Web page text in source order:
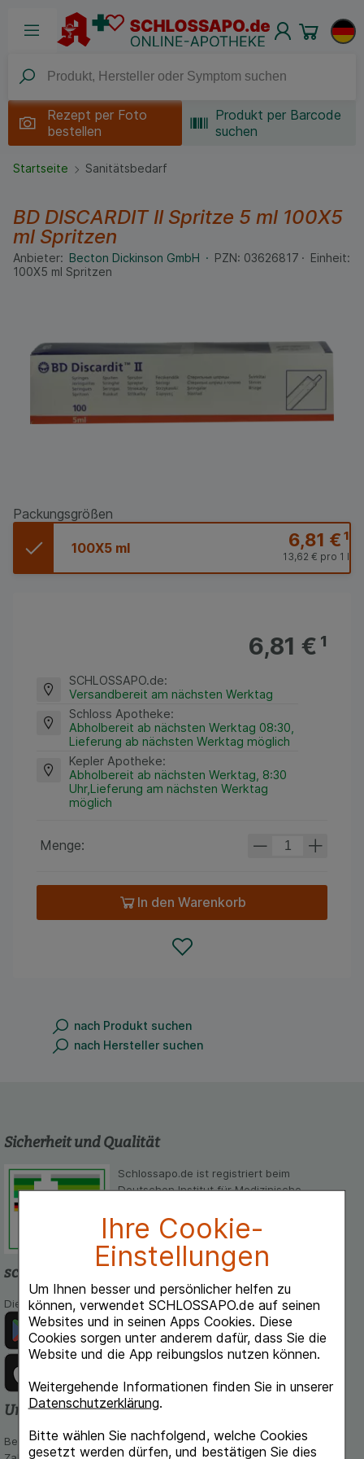
Ihre Cookie-
Einstellungen
Um Ihnen besser und persönlicher helfen zu
können, verwendet SCHLOSSAPO.de auf seinen
Websites und in seinen Apps Cookies. Diese
Cookies sorgen unter anderem dafür, dass Sie die
Website und die App reibungslos nutzen können.
Weitergehende Informationen finden Sie in unserer
Datenschutzerklärung.
Bitte wählen Sie nachfolgend, welche Cookies
gesetzt werden dürfen, und bestätigen Sie dies
Rezept per Foto
bestellen
Produkt per Barcode
suchen
Startseite Sanitätsbedarf
BD DISCARDIT II Spritze 5 ml 100X5
ml Spritzen
Anbieter: Becton Dickinson GmbH PZN: 03626817
Einheit:
100X5 ml Spritzen
Packungsgrößen
100X5 ml 6,81 €¹
13,62 € pro 1 l
6,81 €¹
SCHLOSSAPO.de:
Versandbereit am nächsten Werktag
Schloss Apotheke:
Abholbereit ab nächsten Werktag 08:30,
Lieferung ab nächsten Werktag möglich
Kepler Apotheke:
Abholbereit ab nächsten Werktag, 8:30
Uhr,Lieferung am nächsten Werktag
möglich
Menge:
In den Warenkorb
nach Produkt suchen
nach Hersteller suchen
Sicherheit und Qualität
Schlossapo.de ist registriert beim
Deutschen Institut für Medizinische
schlossapo.de-App
Die App von schlossapo.de jetzt mit E-Rezept-Scanner
Unsere Zahlungsarten
Bequem und sicher - Wählen Sie aus unseren verschiedenen